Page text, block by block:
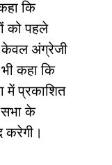
कि
को पहले
केवल अंग्रेजी
कहा कि
में प्रकाशित
सभा के
करेगी।